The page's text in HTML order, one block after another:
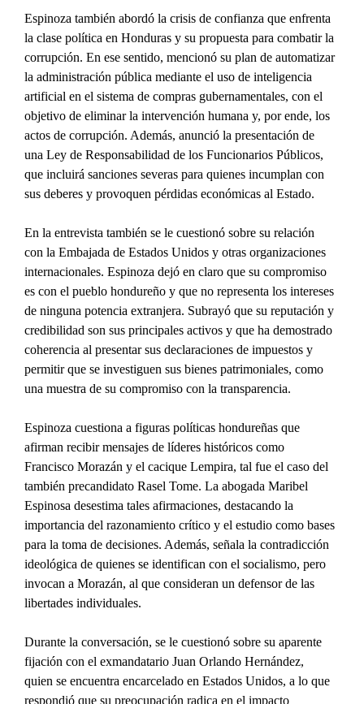
Espinoza también abordó la crisis de confianza que enfrenta
la clase política en Honduras y su propuesta para combatir la
corrupción. En ese sentido, mencionó su plan de automatizar
la administración pública mediante el uso de inteligencia
artificial en el sistema de compras gubernamentales, con el
objetivo de eliminar la intervención humana y, por ende, los
actos de corrupción. Además, anunció la presentación de
una Ley de Responsabilidad de los Funcionarios Públicos,
que incluirá sanciones severas para quienes incumplan con
sus deberes y provoquen pérdidas económicas al Estado.
En la entrevista también se le cuestionó sobre su relación
con la Embajada de Estados Unidos y otras organizaciones
internacionales. Espinoza dejó en claro que su compromiso
es con el pueblo hondureño y que no representa los intereses
de ninguna potencia extranjera. Subrayó que su reputación y
credibilidad son sus principales activos y que ha demostrado
coherencia al presentar sus declaraciones de impuestos y
permitir que se investiguen sus bienes patrimoniales, como
una muestra de su compromiso con la transparencia.
Espinoza cuestiona a figuras políticas hondureñas que
afirman recibir mensajes de líderes históricos como
Francisco Morazán y el cacique Lempira, tal fue el caso del
también precandidato Rasel Tome. La abogada Maribel
Espinosa desestima tales afirmaciones, destacando la
importancia del razonamiento crítico y el estudio como bases
para la toma de decisiones. Además, señala la contradicción
ideológica de quienes se identifican con el socialismo, pero
invocan a Morazán, al que consideran un defensor de las
libertades individuales.
Durante la conversación, se le cuestionó sobre su aparente
fijación con el exmandatario Juan Orlando Hernández,
quien se encuentra encarcelado en Estados Unidos, a lo que
respondió que su preocupación radica en el impacto